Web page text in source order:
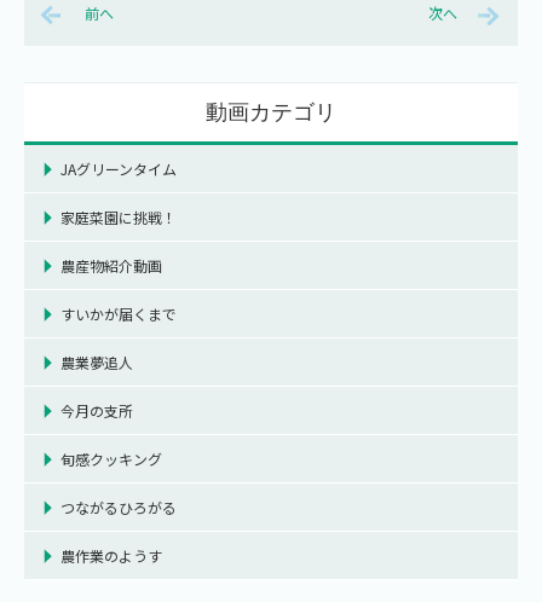
前へ 次へ
動画カテゴリ
JAグリーンタイム
家庭菜園に挑戦！
農産物紹介動画
すいかが届くまで
農業夢追人
今月の支所
旬感クッキング
つながるひろがる
農作業のようす